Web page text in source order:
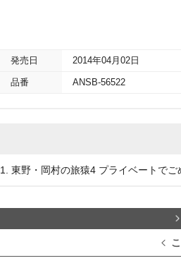
発売日 2014年04月02日
品番 ANSB-56522
1. 東野・岡村の旅猿4 プライベートで